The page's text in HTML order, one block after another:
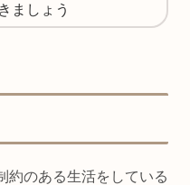
ましょう
約のある生活をしている